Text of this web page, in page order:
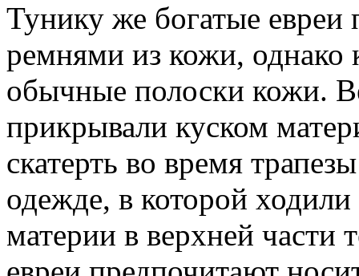
Тунику же богатые евреи
ремнями из кожи, однако
обычные полоски кожи.
прикрывали куском
скатерть во время
одежде, в которой
материи в верхней части